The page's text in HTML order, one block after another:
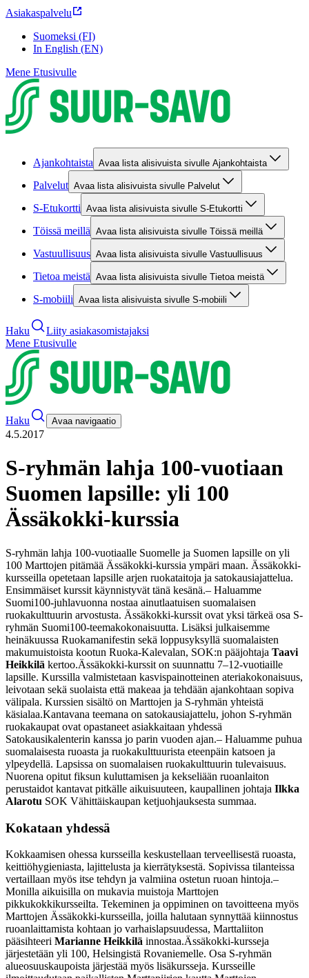
Asiakaspalvelu
Suomeksi (FI)
In English (EN)
Mene Etusivulle
Ajankohtaista Avaa lista alisivuista sivulle Ajankohtaista
Palvelut Avaa lista alisivuista sivulle Palvelut
S-Etukortti Avaa lista alisivuista sivulle S-Etukortti
Töissä meillä Avaa lista alisivuista sivulle Töissä meillä
Vastuullisuus Avaa lista alisivuista sivulle Vastuullisuus
Tietoa meistä Avaa lista alisivuista sivulle Tietoa meistä
S-mobiili Avaa lista alisivuista sivulle S-mobiili
Haku
Liity asiakasomistajaksi
Mene Etusivulle
Haku Avaa navigaatio
4.5.2017
S-ryhmän lahja 100-vuotiaan
Suomen lapsille: yli 100
Ässäkokki-kurssia
S-ryhmän lahja 100-vuotiaalle Suomelle ja Suomen lapsille on yli
100 Marttojen pitämää Ässäkokki-kurssia ympäri maan. Ässäkokki-
kursseilla opetetaan lapsille arjen ruokataitoja ja satokausiajattelua.
Ensimmäiset kurssit käynnistyvät tänä kesänä.– Haluamme
Suomi100-juhlavuonna nostaa ainutlaatuisen suomalaisen
ruokakulttuurin arvostusta. Ässäkokki-kurssit ovat yksi tärkeä osa S-
ryhmän Suomi100-teemakokonaisuutta. Lisäksi julkaisemme
heinäkuussa Ruokamanifestin sekä loppusyksyllä suomalaisten
makumuistoista kootun Ruoka-Kalevalan, SOK:n pääjohtaja Taavi
Heikkilä kertoo.Ässäkokki-kurssit on suunnattu 7–12-vuotiaille
lapsille. Kurssilla valmistetaan kasvispainotteinen ateriakokonaisuus,
leivotaan sekä suolaista että makeaa ja tehdään ajankohtaan sopiva
välipala. Kurssien sisältö on Marttojen ja S-ryhmän yhteistä
käsialaa.Kantavana teemana on satokausiajattelu, johon S-ryhmän
ruokakaupat ovat opastaneet asiakkaitaan yhdessä
Satokausikalenterin kanssa jo parin vuoden ajan.– Haluamme puhua
suomalaisesta ruoasta ja ruokakulttuurista eteenpäin katsoen ja
ylpeydellä. Lapsissa on suomalaisen ruokakulttuurin tulevaisuus.
Nuorena opitut fiksun kuluttamisen ja kekseliään ruoanlaiton
perustaidot kantavat pitkälle aikuisuuteen, kaupallinen johtaja Ilkka
Alarotu SOK Vähittäiskaupan ketjuohjauksesta summaa.
Kokataan yhdessä
Kokkaamisen ohessa kursseilla keskustellaan terveellisestä ruoasta,
keittiöhygieniasta, lajittelusta ja kierrätyksestä. Sopivissa tilanteissa
vertaillaan myös itse tehdyn ja valmiina ostetun ruoan hintoja.–
Monilla aikuisilla on mukavia muistoja Marttojen
pikkukokkikursseilta. Tekeminen ja oppiminen on tavoitteena myös
Marttojen Ässäkokki-kursseilla, joilla halutaan synnyttää kiinnostus
ruoanlaittamista kohtaan jo varhaislapsuudessa, Marttaliiton
pääsihteeri Marianne Heikkilä innostaa.Ässäkokki-kursseja
järjestetään yli 100, Helsingistä Rovaniemelle. Osa S-ryhmän
alueosuuskaupoista järjestää myös lisäkursseja. Kursseille